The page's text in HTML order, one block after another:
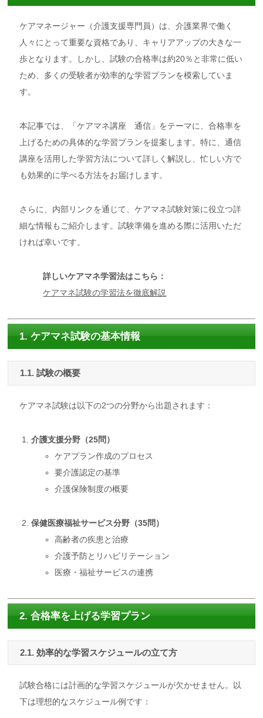
ケアマネージャー（介護支援専門員）は、介護業界で働く
人々にとって重要な資格であり、キャリアアップの大きな一
歩となります。しかし、試験の合格率は約20％と非常に低い
ため、多くの受験者が効率的な学習プランを模索していま
す。
本記事では、「ケアマネ講座 通信」をテーマに、合格率を
上げるための具体的な学習プランを提案します。特に、通信
講座を活用した学習方法について詳しく解説し、忙しい方で
も効果的に学べる方法をお届けします。
さらに、内部リンクを通じて、ケアマネ試験対策に役立つ詳
細な情報もご紹介します。試験準備を進める際に活用いただ
ければ幸いです。
詳しいケアマネ学習法はこちら：
ケアマネ試験の学習法を徹底解説
1. ケアマネ試験の基本情報
1.1. 試験の概要
ケアマネ試験は以下の2つの分野から出題されます：
介護支援分野（25問）
ケアプラン作成のプロセス
要介護認定の基準
介護保険制度の概要
保健医療福祉サービス分野（35問）
高齢者の疾患と治療
介護予防とリハビリテーション
医療・福祉サービスの連携
2. 合格率を上げる学習プラン
2.1. 効率的な学習スケジュールの立て方
試験合格には計画的な学習スケジュールが欠かせません。以
下は理想的なスケジュール例です：